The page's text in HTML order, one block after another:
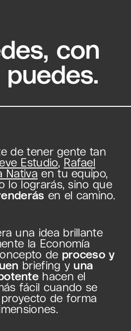
con
de tener gente tan
Estudio, Rafael
Nativa en tu equipo,
lo lograrás, sino que
en el camino.
una idea brillante
la Economía
de proceso y
briefing y una
hacen el
fácil cuando se
de forma